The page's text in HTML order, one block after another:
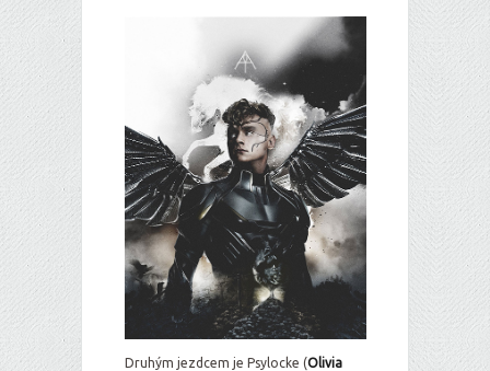
Druhým jezdcem je Psylocke (Olivia